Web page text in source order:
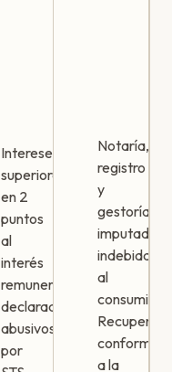
Intereses
superiores
en 2
puntos
al
interés
remuneratorio
declarados
abusivos
por
Notaría,
registro
y
gestoría
imputados
al
consumidor.
conforme
a la